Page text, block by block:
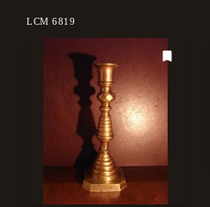
LCM 6819